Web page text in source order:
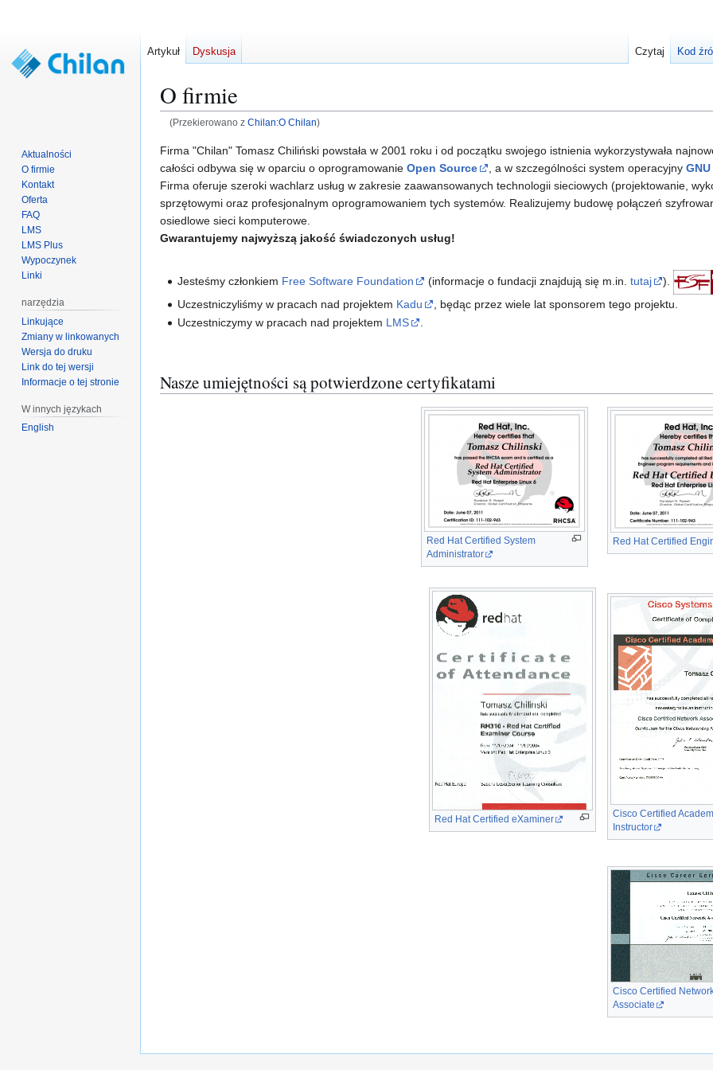
O firmie
(Przekierowano z Chilan:O Chilan)
Przejdź
do
nawigacji
Przejdź
do
wyszukiwania
Firma "Chilan" Tomasz Chiliński powstała w 2001 roku i od początku swojego istnienia wykorzystywała
całości odbywa się w oparciu o oprogramowanie Open Source , a w szczególności system operacyjny GNU
Firma oferuje szeroki wachlarz usług w zakresie zaawansowanych technologii sieciowych (projektowanie,
sprzętowymi oraz profesjonalnym oprogramowaniem tych systemów. Realizujemy budowę połączeń
osiedlowe sieci komputerowe.
Gwarantujemy najwyższą jakość świadczonych usług!
Jesteśmy członkiem Free Software Foundation (informacje o fundacji znajdują się m.in.tutaj
).
Uczestniczyliśmy w pracach nad projektem Kadu
, będąc przez wiele lat sponsorem tego projektu.
Uczestniczymy w pracach nad projektem LMS .
Nasze umiejętności są potwierdzone certyfikatami
Red Hat Certified System
Administrator
Red Hat Certified
Red Hat Certified eXaminer
Cisco Certified
Instructor
Cisco Certified
Associate
Artykuł Dyskusja Czytaj Kod
Aktualności
O firmie
Kontakt
Oferta
FAQ
LMS
LMS Plus
Wypoczynek
Linki
narzędzia
Linkujące
Zmiany w linkowanych
Wersja do druku
Link do tej wersji
Informacje o tej stronie
W innych językach
English